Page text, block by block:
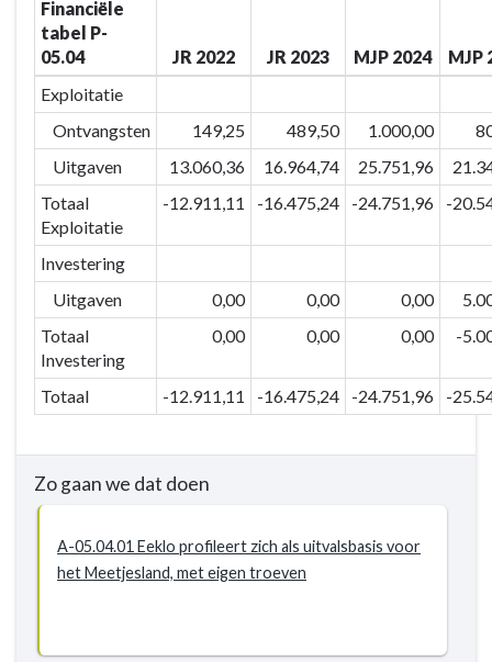
BD-
versterken
ons
economisch
toeristisch
netwerk
om
onze
troeven
inzake
ondernemen,
werken
ontwikkelen
Actieplannen
05.04:
Financiële
tabel P-
05.04
JR 2022 JR 2023 MJP 2024
MJP
Exploitatie
Ontvangsten
149,25 489,50 1.000,00
Uitgaven
13.060,36 16.964,74 25.751,96
Totaal
Exploitatie
-12.911,11 -16.475,24 -24.751,96 -
Investering
Uitgaven
0,00 0,00 0,00
Totaal
Investering
0,00 0,00 0,00 -
Totaal -12.911,11 -16.475,24 -24.751,96 -
Zo gaan we dat doen
A-05.04.01 Eeklo profileert zich als uitvalsbasis voor
het Meetjesland, met eigen troeven